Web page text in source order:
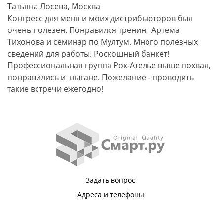
Татьяна Лосева, Москва
Конгресс для меня и моих дистрибьюторов был
очень полезен. Понравился тренинг Артема
Тихонова и семинар по Мултум. Много полезных
сведений для работы. Роскошный банкет!
Профессиональная группа Рок-Ателье выше похвал,
понравились и цыгане. Пожелание - проводить
такие встречи ежегодно!
Задать вопрос
Адреса и телефоны